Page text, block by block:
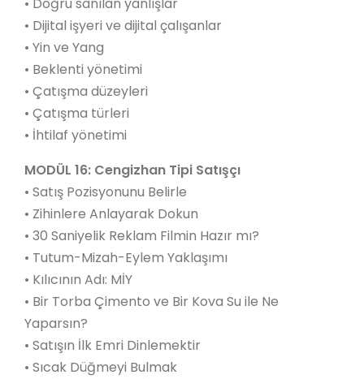
• Dijital işyeri ve dijital çalışanlar
• Yin ve Yang
• Beklenti yönetimi
• Çatışma düzeyleri
• Çatışma türleri
• İhtilaf yönetimi
MODÜL 16: Cengizhan Tipi Satışçı
• Satış Pozisyonunu Belirle
• Zihinlere Anlayarak Dokun
• 30 Saniyelik Reklam Filmin Hazır mı?
• Tutum-Mizah-Eylem Yaklaşımı
• Kılıcının Adı: MİY
• Bir Torba Çimento ve Bir Kova Su ile Ne
Yaparsın?
• Satışın İlk Emri Dinlemektir
• Sıcak Düğmeyi Bulmak